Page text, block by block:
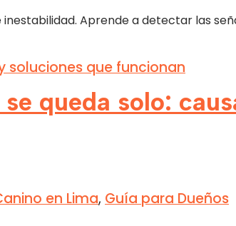
Aprende a detectar las
queda solo:
en Lima, Guía para Dueños